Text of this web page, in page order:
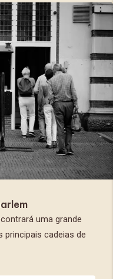
uma grande
principais cadeias de